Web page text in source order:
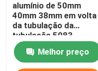
alumínio de 50mm
40mm 38mm em volta
da tubulação da
tubulação 5083
flanges T5 7075 T6
para a tubulação de
óleo
Melhor preço